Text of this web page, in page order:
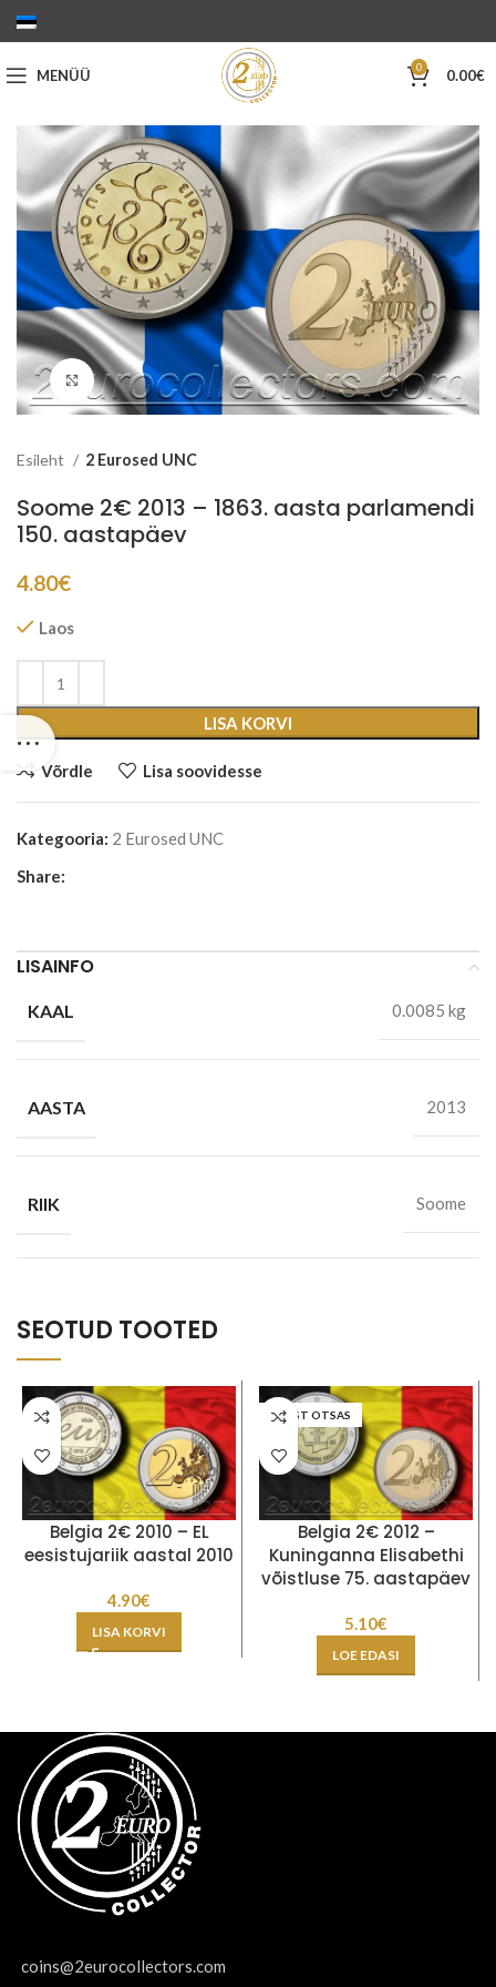
MENÜÜ 0 0.00€
Suurenda
Esileht 2 Eurosed UNC
Soome 2€ 2013 – 1863. aasta parlamendi
150. aastapäev
4.80€
Laos
LISA KORVI
Võrdle Lisa soovidesse
Kategooria: 2 Eurosed UNC
Share:
LISAINFO
KAAL 0.0085 kg
AASTA 2013
RIIK Soome
SEOTUD TOOTED
Belgia 2€ 2010 – EL
eesistujariik aastal 2010
4.90€
LISA KORVI
LAOST OTSAS
Belgia 2€ 2012 –
Kuninganna Elisabethi
võistluse 75. aastapäev
5.10€
LOE EDASI
coins@2eurocollectors.com